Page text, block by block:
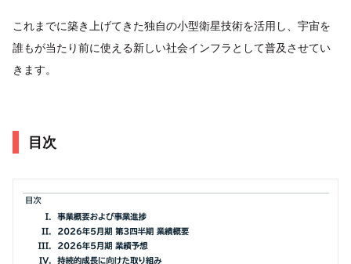
これまでに築き上げてきた独自の小型衛星技術を活用し、宇宙を
誰もが当たり前に使える新しい社会インフラとして普及させてい
きます。
目次